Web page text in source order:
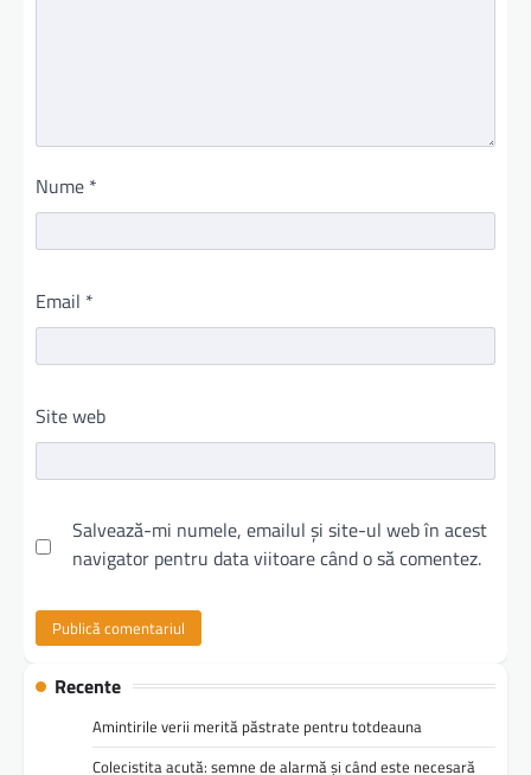
Nume *
Email *
Site web
Salvează-mi numele, emailul și site-ul web în acest
navigator pentru data viitoare când o să comentez.
Recente
Amintirile verii merită păstrate pentru totdeauna
Colecistita acută: semne de alarmă și când este necesară